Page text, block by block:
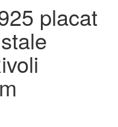
placat